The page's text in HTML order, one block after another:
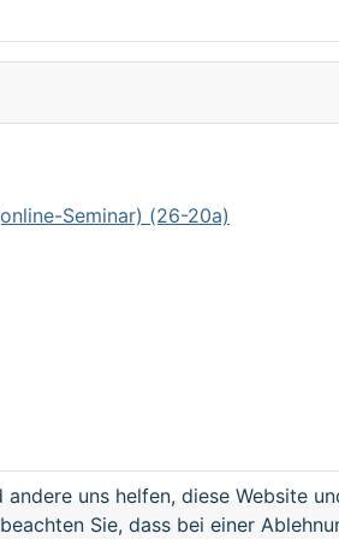
Seminar) (26-20a)
uns helfen, diese Website
Sie, dass bei einer